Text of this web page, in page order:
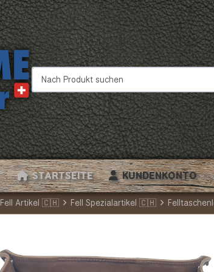
Nach Produkt suchen
STARTSEITE KUNDENKONTO
Fell Artikel 🇨🇭 Fell Spezialartikel 🇨🇭